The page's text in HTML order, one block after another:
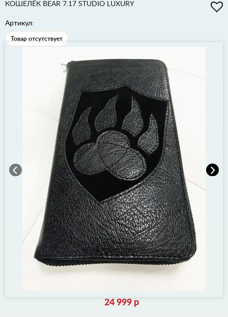
КОШЕЛЁК BEAR 7.17 STUDIO LUXURY
Артикул:
Товар отсутствует
24 999 р